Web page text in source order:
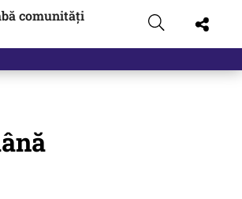
comunități